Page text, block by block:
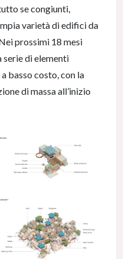
se congiunti,
varietà di edifici da
prossimi 18 mesi
serie di elementi
basso costo, con la
di massa all’inizio